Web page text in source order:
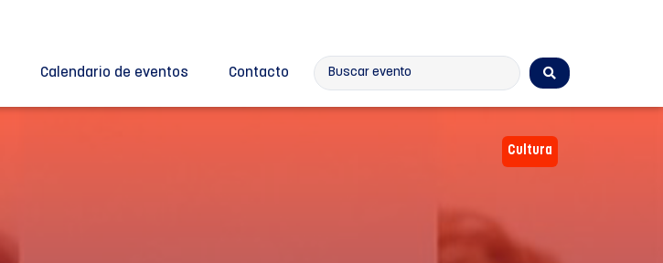
Calendario de eventos Contacto
Cultura